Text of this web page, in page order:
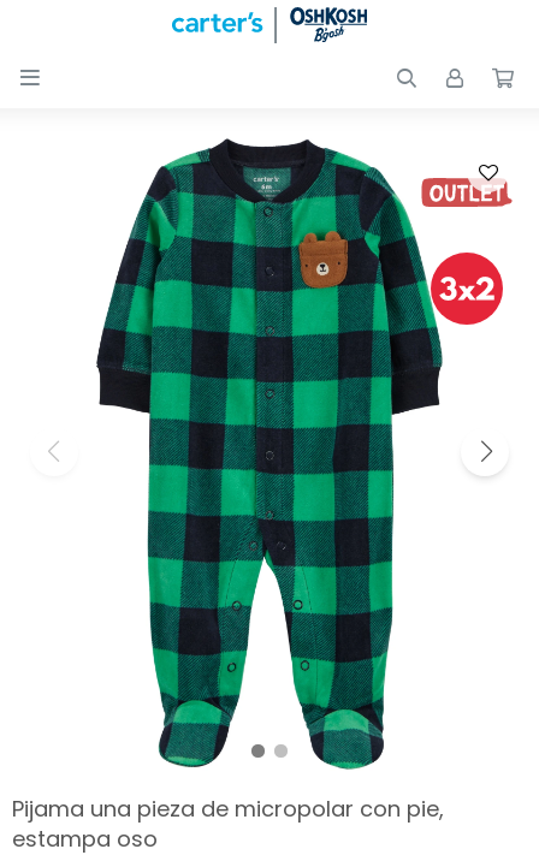

Pijama una pieza de micropolar con pie,
estampa oso
Nuevos
Calzado
OUTLET